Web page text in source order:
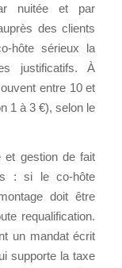
nuitée et par
des clients
hôte sérieux la
justificatifs. À
entre 10 et
1 à 3 €), selon le
et gestion de fait
: si le co-hôte
doit être
requalification.
un mandat écrit
supporte la taxe